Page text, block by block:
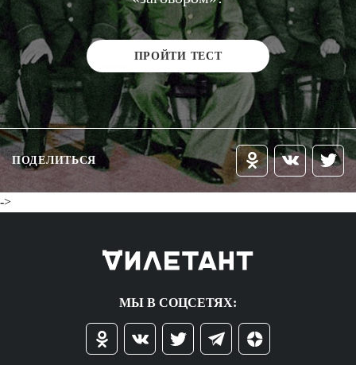
ПРОЙТИ ТЕСТ
ПОДЕЛИТЬСЯ
->
МЫ В СОЦСЕТЯХ: